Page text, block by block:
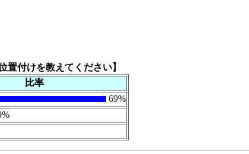
置付けを教えてください】
比率
69%